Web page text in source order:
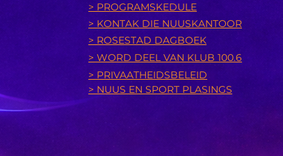
> PROGRAMSKEDULE
> KONTAK DIE NUUSKANTOOR
> ROSESTAD DAGBOEK
> WORD DEEL VAN KLUB 100.6
> PRIVAATHEIDSBELEID
> NUUS EN SPORT PLASINGS